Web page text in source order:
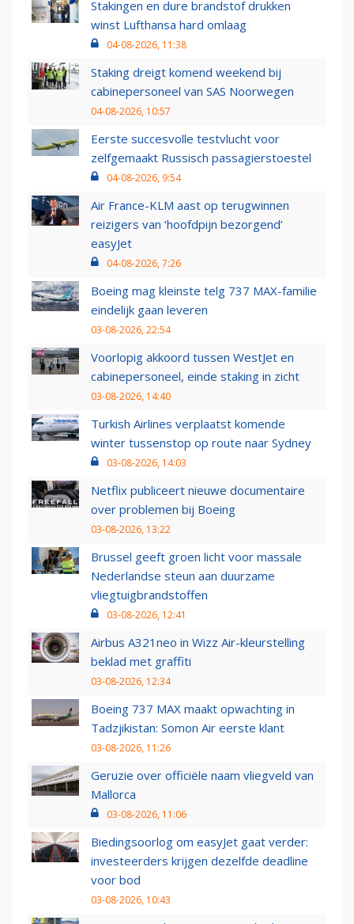
Stakingen en dure brandstof drukken
winst Lufthansa hard omlaag
04-08-2026, 11:38
Staking dreigt komend weekend bij
cabinepersoneel van SAS Noorwegen
04-08-2026, 10:57
Eerste succesvolle testvlucht voor
zelfgemaakt Russisch passagierstoestel
04-08-2026, 9:54
Air France-KLM aast op terugwinnen
reizigers van ‘hoofdpijn bezorgend’
easyJet
04-08-2026, 7:26
Boeing mag kleinste telg 737 MAX-familie
eindelijk gaan leveren
03-08-2026, 22:54
Voorlopig akkoord tussen WestJet en
cabinepersoneel, einde staking in zicht
03-08-2026, 14:40
Turkish Airlines verplaatst komende
winter tussenstop op route naar Sydney
03-08-2026, 14:03
Netflix publiceert nieuwe documentaire
over problemen bij Boeing
03-08-2026, 13:22
Brussel geeft groen licht voor massale
Nederlandse steun aan duurzame
vliegtuigbrandstoffen
03-08-2026, 12:41
Airbus A321neo in Wizz Air-kleurstelling
beklad met graffiti
03-08-2026, 12:34
Boeing 737 MAX maakt opwachting in
Tadzjikistan: Somon Air eerste klant
03-08-2026, 11:26
Geruzie over officiële naam vliegveld van
Mallorca
03-08-2026, 11:06
Biedingsoorlog om easyJet gaat verder:
investeerders krijgen dezelfde deadline
voor bod
03-08-2026, 10:43